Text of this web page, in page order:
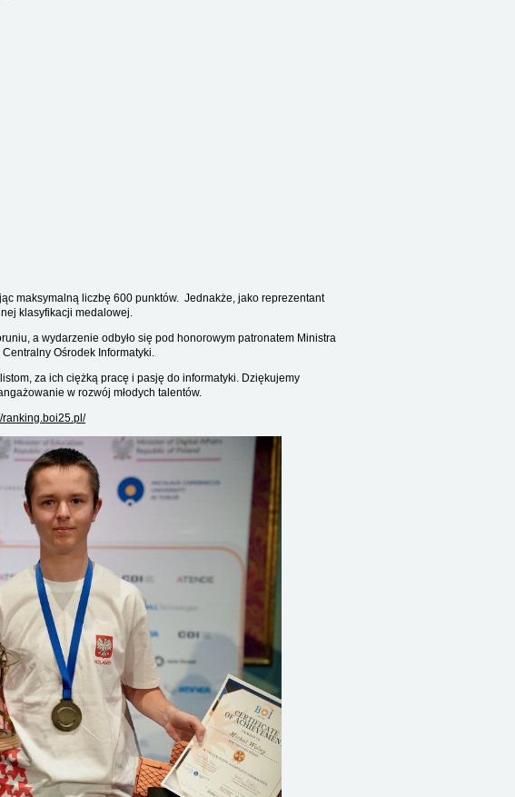
maksymalną liczbę 600 punktów. Jednakże, jako reprezentant
klasyfikacji medalowej.
a wydarzenie odbyło się pod honorowym patronatem Ministra
Ośrodek Informatyki.
za ich ciężką pracę i pasję do informatyki. Dziękujemy
w rozwój młodych talentów.
ranking.boi25.pl/